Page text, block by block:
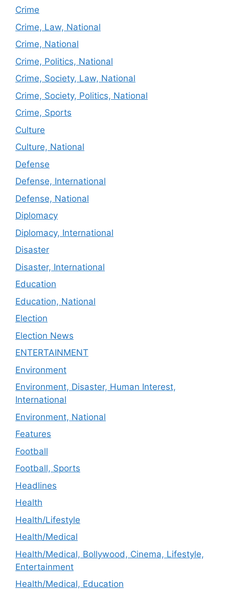
Crime
Crime, Law, National
Crime, National
Crime, Politics, National
Crime, Society, Law, National
Crime, Society, Politics, National
Crime, Sports
Culture
Culture, National
Defense
Defense, International
Defense, National
Diplomacy
Diplomacy, International
Disaster
Disaster, International
Education
Education, National
Election
Election News
ENTERTAINMENT
Environment
Environment, Disaster, Human Interest,
International
Environment, National
Features
Football
Football, Sports
Headlines
Health
Health/Lifestyle
Health/Medical
Health/Medical, Bollywood, Cinema, Lifestyle,
Entertainment
Health/Medical, Education